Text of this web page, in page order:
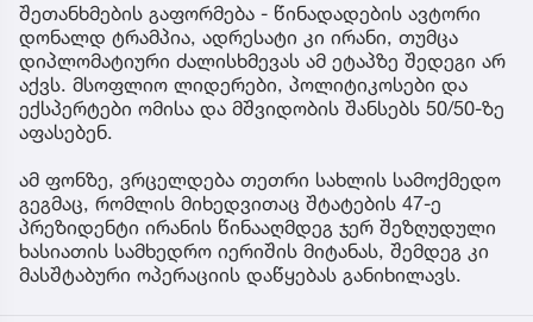
შეთანხმების გაფორმება - წინადადების ავტორი
დონალდ ტრამპია, ადრესატი კი ირანი, თუმცა
დიპლომატიური ძალისხმევას ამ ეტაპზე შედეგი არ
აქვს. მსოფლიო ლიდერები, პოლიტიკოსები და
ექსპერტები ომისა და მშვიდობის შანსებს 50/50-ზე
აფასებენ.
ამ ფონზე, ვრცელდება თეთრი სახლის სამოქმედო
გეგმაც, რომლის მიხედვითაც შტატების 47-ე
პრეზიდენტი ირანის წინააღმდეგ ჯერ შეზღუდული
ხასიათის სამხედრო იერიშის მიტანას, შემდეგ კი
მასშტაბური ოპერაციის დაწყებას განიხილავს.